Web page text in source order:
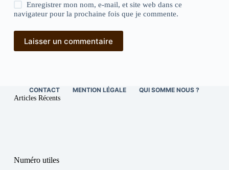
Enregistrer mon nom, e-mail, et site web dans ce
navigateur pour la prochaine fois que je commente.
Laisser un commentaire
CONTACT MENTION LÉGALE QUI SOMME NOUS ?
Articles Récents
Numéro utiles